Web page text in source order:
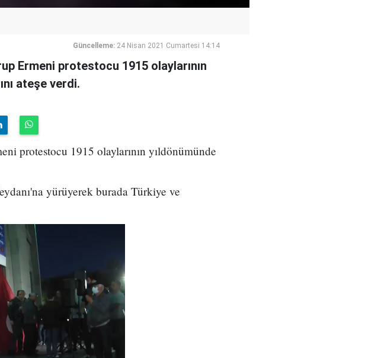
Güncelleme: 24 Nisan 2021 Cumartesi 14:14
Ermeni protestocu 1915 olaylarının
ateşe verdi.
protestocu 1915 olaylarının yıldönümünde
yürüyerek burada Türkiye ve